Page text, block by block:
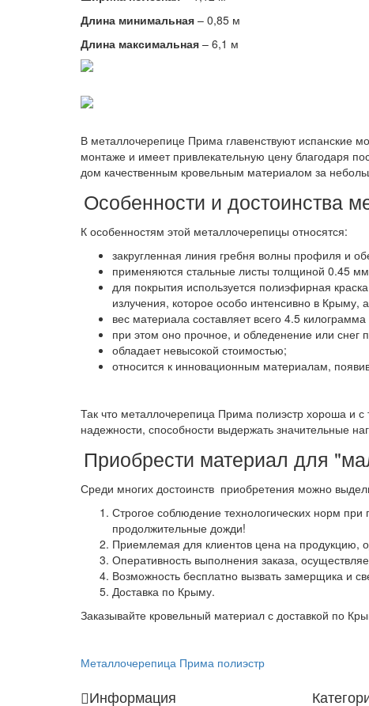
Длина минимальная – 0,85 м
Длина максимальная – 6,1 м
В металлочерепице Прима главенствуют испанские
монтаже и имеет привлекательную цену благодаря
дом качественным кровельным материалом за
Особенности и достоинства
К особенностям этой металлочерепицы относятся:
закругленная линия гребня волны профиля и
применяются стальные листы толщиной 0.45
для покрытия используется полиэфирная
излучения, которое особо интенсивно в Крыму,
вес материала составляет всего 4.5
при этом оно прочное, и обледенение или
обладает невысокой стоимостью;
относится к инновационным материалам,
Так что металлочерепица Прима полиэстр хороша и
надежности, способности выдержать значительные
Приобрести материал для
Среди многих достоинств приобретения можно
Строгое соблюдение технологических норм
продолжительные дожди!
Приемлемая для клиентов цена на продукцию,
Оперативность выполнения заказа,
Возможность бесплатно вызвать замерщика и
Доставка по Крыму.
Заказывайте кровельный материал с доставкой по
Металлочерепица Прима полиэстр
Информация